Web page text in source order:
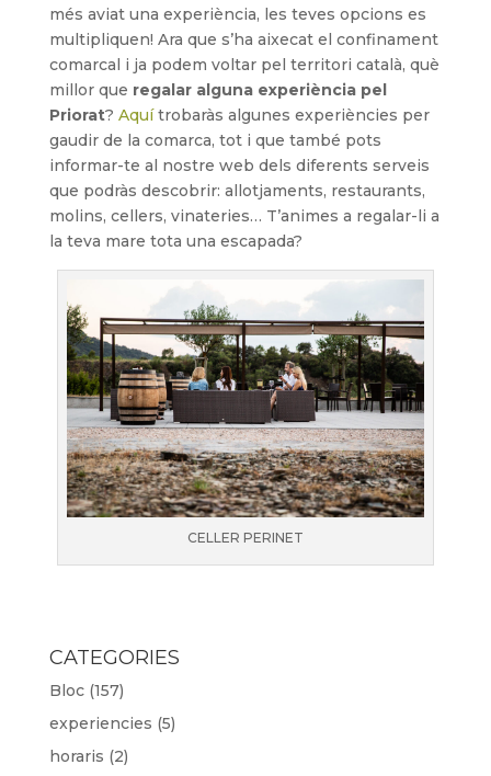
més aviat una experiència, les teves opcions es
multipliquen! Ara que s’ha aixecat el confinament
comarcal i ja podem voltar pel territori català, què
millor que regalar alguna experiència pel
Priorat? Aquítrobaràs algunes experiències per
gaudir de la comarca, tot i que també pots
informar-te al nostre web dels diferents serveis
que podràs descobrir: allotjaments, restaurants,
molins, cellers, vinateries… T’animes a regalar-li a
la teva mare tota una escapada?
CELLER PERINET
CATEGORIES
Bloc(157)
experiencies (5)
horaris (2)